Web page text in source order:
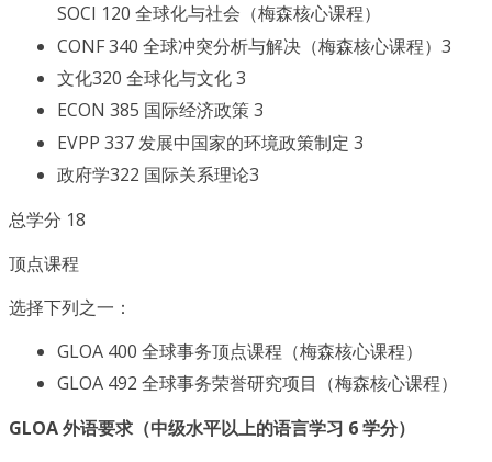
SOCI 120 全球化与社会（梅森核心课程）
CONF 340 全球冲突分析与解决（梅森核心课程）3
文化320 全球化与文化 3
ECON 385 国际经济政策 3
EVPP 337 发展中国家的环境政策制定 3
政府学322 国际关系理论3
总学分 18
顶点课程
选择下列之一：
GLOA 400 全球事务顶点课程（梅森核心课程）
GLOA 492 全球事务荣誉研究项目（梅森核心课程）
GLOA 外语要求（中级水平以上的语言学习 6 学分）